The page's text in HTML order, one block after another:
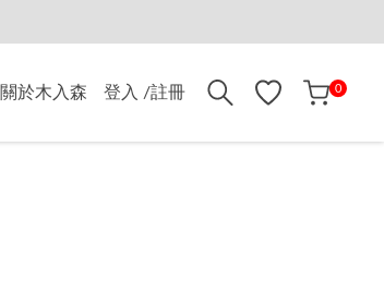
關於木入森 登入 /註冊 0